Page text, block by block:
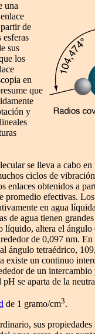
una
de
esferas
sus
los
en
que
y
se lleva a cabo en
ciclos de
enlaces obtenidos a
promedio efectivas.
en agua
de agua tienen
líquido, altera el
de 0,097 nm.
ángulo tetraédrico,
existe un continuo
de un
se aparta de la
de 1 gramo/cm3.
sus propiedades